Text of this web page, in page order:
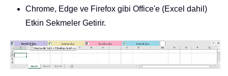
Chrome, Edge ve Firefox gibi Office'e (Excel dahil)
Etkin Sekmeler Getirir.